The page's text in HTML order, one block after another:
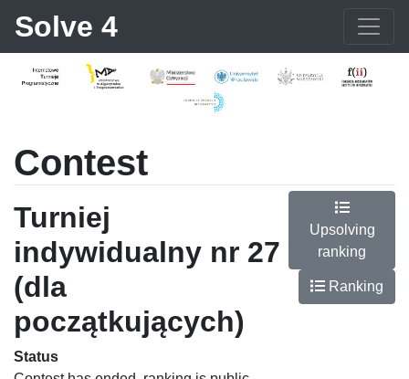
Solve 4
Contest
Turniej
indywidualny nr 27
(dla
początkujących)
Upsolving
ranking
Ranking
Status